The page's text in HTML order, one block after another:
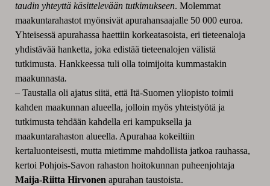
taudin yhteyttä käsittelevään tutkimukseen. Molemmat
maakuntarahastot myönsivät apurahansaajalle 50 000 euroa.
Yhteisessä apurahassa haettiin korkeatasoista, eri tieteenaloja
yhdistävää hanketta, joka edistää tieteenalojen välistä
tutkimusta. Hankkeessa tuli olla toimijoita kummastakin
maakunnasta.
– Taustalla oli ajatus siitä, että Itä-Suomen yliopisto toimii
kahden maakunnan alueella, jolloin myös yhteistyötä ja
tutkimusta tehdään kahdella eri kampuksella ja
maakuntarahaston alueella. Apurahaa kokeiltiin
kertaluonteisesti, mutta mietimme mahdollista jatkoa rauhassa,
kertoi Pohjois-Savon rahaston hoitokunnan puheenjohtaja
Maija-Riitta Hirvonen apurahan taustoista.